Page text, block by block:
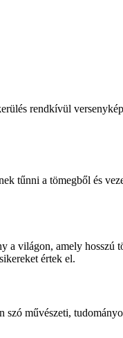
rendkívül
tűnni a tömegből és
a világon, amely
értek el.
művészeti,